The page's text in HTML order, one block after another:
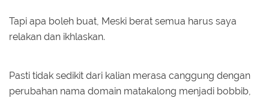
Tapi apa boleh buat, Meski berat semua harus saya
relakan dan ikhlaskan.
Pasti tidak sedikit dari kalian merasa canggung dengan
perubahan nama domain matakalong menjadi bobbib,